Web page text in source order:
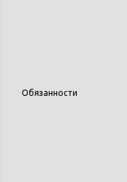
Обязанности